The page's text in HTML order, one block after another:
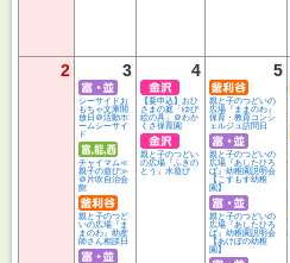
2 3
シーサイドお
もちゃ文庫開
放日＠活動ホ
ームシーサイ
ド
チャイマム≪
親子の遊び≫
＠片吹自治会
館
親と子のつど
いの広場『ま
まのわ』助産
師さん相談日
4
【要申込】おひ
さまの庭「ゆび
絵の具」＠わか
くさ保育園
親と子のつどい
の広場『ふきの
とう』水遊び
5
親と子のつどいの
広場『ままのわ』
保育・教育コンシ
ェルジュ訪問日
親と子のつどいの
広場『あしたひろ
ば』幼稚園説明会
【こすもす幼稚
園】
親と子のつどいの
広場『あしたひろ
ば』幼稚園説明会
【あけぼの幼稚
園】